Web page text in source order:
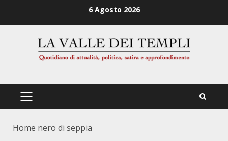
6 Agosto 2026
PRIMÄRES
Home nero di seppia